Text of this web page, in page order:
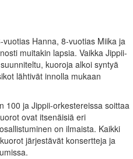
Hanna, 8-vuotias Miika ja
muitakin lapsia. Vaikka Jippii-
kuoroja alkoi syntyä
lähtivät innolla mukaan
100 ja Jippii-orkestereissa soittaa
ovat itsenäisiä eri
on ilmaista. Kaikki
järjestävät konsertteja ja